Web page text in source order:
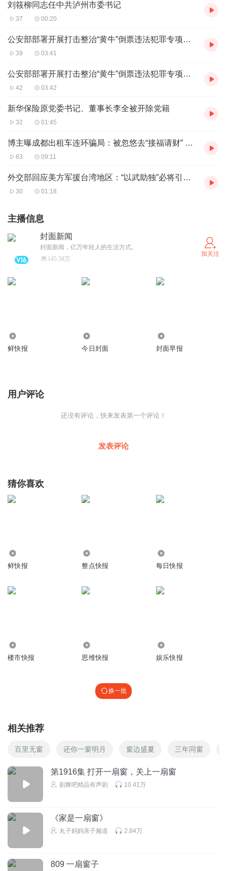
或许，只是因为我的内心离索；或许，人的心灵本来就是矛
据我观察，依恋窗子的情结并非我独有，很多人在饭店吃
在一个拥挤的空间里，拥有一扇窗是幸运的。这意味着，一
个奔忙劳累的人，有了抬眼便能看到诗与远方的便利。
有了窗子，就会有掠影。掠影是思绪的化身。站在窗前，早
已模糊的记忆、无暇顾及的思念、难以言说的感动、尚未实
窗前发呆的人在想什么，他或许会回答“没什么”，但微翘的
有段时间，我很羡慕那些乘坐双层巴士的人，尤其是抢到第
二层前排座位的。他们不仅能享受到夕阳的金色光芒和城市
人这一生，出世或入世仅在一念之间。一扇窗能为这一念提
供一个具象化的出入口，然而动念并不容易，其间的无奈与
中人”。
扰远一点，离自己近一点吧。
刘筱柳同志任中共泸州市委书记
37 00:20
公安部部署开展打击整治“黄牛”倒票违法犯罪专项工作
39 03:41
公安部部署开展打击整治“黄牛”倒票违法犯罪专项工作
42 03:42
新华保险原党委书记、董事长李全被开除党籍
32 01:45
博主曝成都出租车连环骗局：被忽悠去“接福请财” 5980元买了对摆件｜追踪到底
63 09:11
外交部回应美方军援台湾地区：“以武助独”必将引火烧身
30 01:18
主播信息
封面新闻
封面新闻，亿万年轻人的生活方式。
145.58万
加关注
鲜快报 今日封面 封面早报
用户评论
还没有评论，快来发表第一个评论！
发表评论
猜你喜欢
鲜快报 整点快报 每日快报
楼市快报 思维快报 娱乐快报
换一批
相关推荐
百里无窗 还你一窗明月 窗边盛夏 三年同窗
第1916集 打开一扇窗，关上一扇窗
剧舞吧精品有声剧 10.41万
《家是一扇窗》
丸子妈妈亲子频道 2.84万
809 一扇窗子